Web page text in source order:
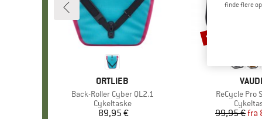
MÆRKE
ORTLIEB
Artikel
Back-Roller Cyber QL2.1
Produktgruppe
Cykeltaske
Pris
89,95 €
Artikel
ReCycle Pro
99,95 €fra
Rabat
til 15%
finde flere